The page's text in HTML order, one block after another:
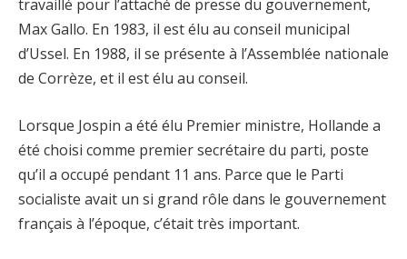
travaillé pour l’attaché de presse du gouvernement,
Max Gallo. En 1983, il est élu au conseil municipal
d’Ussel. En 1988, il se présente à l’Assemblée nationale
de Corrèze, et il est élu au conseil.
Lorsque Jospin a été élu Premier ministre, Hollande a
été choisi comme premier secrétaire du parti, poste
qu’il a occupé pendant 11 ans. Parce que le Parti
socialiste avait un si grand rôle dans le gouvernement
français à l’époque, c’était très important.